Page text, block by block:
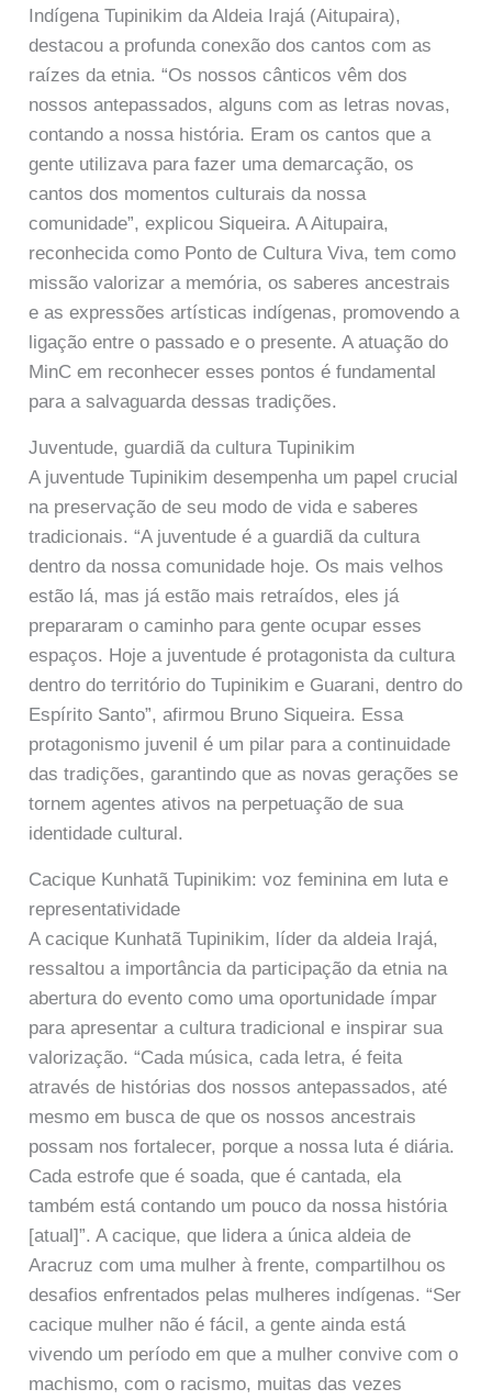
Indígena Tupinikim da Aldeia Irajá (Aitupaira),
destacou a profunda conexão dos cantos com as
raízes da etnia. “Os nossos cânticos vêm dos
nossos antepassados, alguns com as letras novas,
contando a nossa história. Eram os cantos que a
gente utilizava para fazer uma demarcação, os
cantos dos momentos culturais da nossa
comunidade”, explicou Siqueira. A Aitupaira,
reconhecida como Ponto de Cultura Viva, tem como
missão valorizar a memória, os saberes ancestrais
e as expressões artísticas indígenas, promovendo a
ligação entre o passado e o presente. A atuação do
MinC em reconhecer esses pontos é fundamental
para a salvaguarda dessas tradições.
Juventude, guardiã da cultura Tupinikim
A juventude Tupinikim desempenha um papel crucial
na preservação de seu modo de vida e saberes
tradicionais. “A juventude é a guardiã da cultura
dentro da nossa comunidade hoje. Os mais velhos
estão lá, mas já estão mais retraídos, eles já
prepararam o caminho para gente ocupar esses
espaços. Hoje a juventude é protagonista da cultura
dentro do território do Tupinikim e Guarani, dentro do
Espírito Santo”, afirmou Bruno Siqueira. Essa
protagonismo juvenil é um pilar para a continuidade
das tradições, garantindo que as novas gerações se
tornem agentes ativos na perpetuação de sua
identidade cultural.
Cacique Kunhatã Tupinikim: voz feminina em luta e
representatividade
A cacique Kunhatã Tupinikim, líder da aldeia Irajá,
ressaltou a importância da participação da etnia na
abertura do evento como uma oportunidade ímpar
para apresentar a cultura tradicional e inspirar sua
valorização. “Cada música, cada letra, é feita
através de histórias dos nossos antepassados, até
mesmo em busca de que os nossos ancestrais
possam nos fortalecer, porque a nossa luta é diária.
Cada estrofe que é soada, que é cantada, ela
também está contando um pouco da nossa história
[atual]”. A cacique, que lidera a única aldeia de
Aracruz com uma mulher à frente, compartilhou os
desafios enfrentados pelas mulheres indígenas. “Ser
cacique mulher não é fácil, a gente ainda está
vivendo um período em que a mulher convive com o
machismo, com o racismo, muitas das vezes